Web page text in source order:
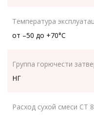
Температура
от –50 до +70°C
Группа горючести
НГ
Расход сухой смеси CT